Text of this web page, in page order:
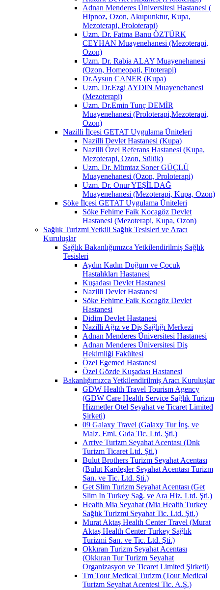
Adnan Menderes Üniversitesi Hastanesi (
Hipnoz, Ozon, Akupunktur, Kupa,
Mezoterapi, Proloterapi)
Uzm. Dr. Fatma Banu ÖZTÜRK
CEYHAN Muayenehanesi (Mezoterapi,
Ozon)
Uzm. Dr. Rabia ALAY Muayenehanesi
(Ozon, Homeopati, Fitoterapi)
Dr.Aysun CANER (Kupa)
Uzm. Dr.Ezgi AYDIN Muayenehanesi
(Mezoterapi)
Uzm. Dr.Emin Tunç DEMİR
Muayenehanesi (Proloterapi,Mezoterapi,
Ozon)
Nazilli İlçesi GETAT Uygulama Üniteleri
Nazilli Devlet Hastanesi (Kupa)
Nazilli Özel Referans Hastanesi (Kupa,
Mezoterapi, Ozon, Sülük)
Uzm. Dr. Mümtaz Soner GÜÇLÜ
Muayenehanesi (Ozon, Proloterapi)
Uzm. Dr. Onur YEŞİLDAĞ
Muayenehanesi (Mezoterapi, Kupa, Ozon)
Söke İlçesi GETAT Uygulama Üniteleri
Söke Fehime Faik Kocagöz Devlet
Hastanesi (Mezoterapi, Kupa, Ozon)
Sağlık Turizmi Yetkili Sağlık Tesisleri ve Aracı
Kuruluşlar
Sağlık Bakanlığımızca Yetkilendirilmiş Sağlık
Tesisleri
Aydın Kadın Doğum ve Çocuk
Hastalıkları Hastanesi
Kuşadası Devlet Hastanesi
Nazilli Devlet Hastanesi
Söke Fehime Faik Kocagöz Devlet
Hastanesi
Didim Devlet Hastanesi
Nazilli Ağız ve Diş Sağlığı Merkezi
Adnan Menderes Üniversitesi Hastanesi
Adnan Menderes Üniversitesi Diş
Hekimliği Fakültesi
Özel Egemed Hastanesi
Özel Gözde Kuşadası Hastanesi
Bakanlığımızca Yetkilendirilmiş Aracı Kuruluşlar
GDW Health Travel Tourism Agency
(GDW Care Health Service Sağlık Turizm
Hizmetler Otel Seyahat ve Ticaret Limited
Şirketi)
09 Galaxy Travel (Galaxy Tur İnş. ve
Malz. Eml. Gıda Tic. Ltd. Şti.)
Arrive Turizm Seyahat Acentası (Dnk
Turizm Ticaret Ltd. Şti.)
Bulut Brothers Turizm Seyahat Acentası
(Bulut Kardeşler Seyahat Acentası Turizm
San. ve Tic. Ltd. Şti.)
Get Slim Turizm Seyahat Acentası (Get
Slim In Turkey Sağ. ve Ara Hiz. Ltd. Şti.)
Health Mia Seyahat (Mia Health Turkey
Sağlık Turizmi Seyahat Tic. Ltd. Şti.)
Murat Aktaş Health Center Travel (Murat
Aktaş Health Center Turkey Sağlık
Turizmi San. ve Tic. Ltd. Şti.)
Okkıran Turizm Seyahat Acentası
(Okkıran Tur Turizm Seyahat
Organizasyon ve Ticaret Limited Şirketi)
Tm Tour Medical Turizm (Tour Medical
Turizm Seyahat Acentesi Tic. A.Ş.)